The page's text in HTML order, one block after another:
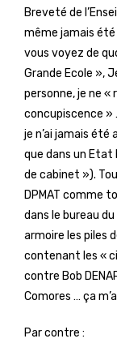
Breveté de
même jamais été
vous voyez de
Grande Ecole »,
personne, je ne «
concupiscence »
je n’ai jamais été
que dans un Etat
de cabinet »).
DPMAT comme
dans le bureau du
armoire les piles
contenant les «
contre Bob
Comores … ça
Par contre :